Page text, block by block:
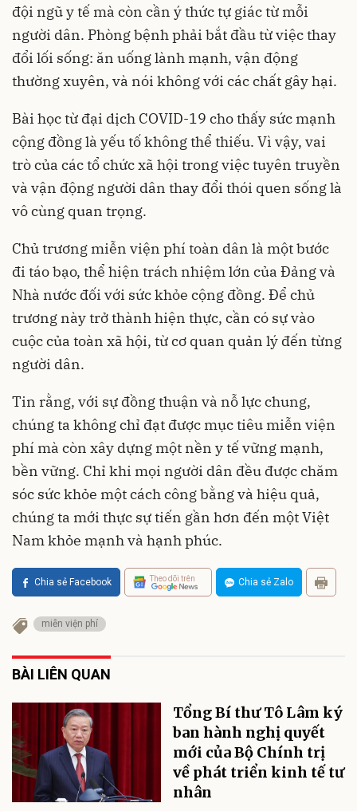
đội ngũ y tế mà còn cần ý thức tự giác từ mỗi
người dân. Phòng bệnh phải bắt đầu từ việc thay
đổi lối sống: ăn uống lành mạnh, vận động
thường xuyên, và nói không với các chất gây hại.
Bài học từ đại dịch COVID-19 cho thấy sức mạnh
cộng đồng là yếu tố không thể thiếu. Vì vậy, vai
trò của các tổ chức xã hội trong việc tuyên truyền
và vận động người dân thay đổi thói quen sống là
vô cùng quan trọng.
Chủ trương miễn viện phí toàn dân là một bước
đi táo bạo, thể hiện trách nhiệm lớn của Đảng và
Nhà nước đối với sức khỏe cộng đồng. Để chủ
trương này trở thành hiện thực, cần có sự vào
cuộc của toàn xã hội, từ cơ quan quản lý đến từng
người dân.
Tin rằng, với sự đồng thuận và nỗ lực chung,
chúng ta không chỉ đạt được mục tiêu miễn viện
phí mà còn xây dựng một nền y tế vững mạnh,
bền vững. Chỉ khi mọi người dân đều được chăm
sóc sức khỏe một cách công bằng và hiệu quả,
chúng ta mới thực sự tiến gần hơn đến một Việt
Nam khỏe mạnh và hạnh phúc.
Chia sẻ Facebook Theo dõi trên Chia sẻ Zalo
miễn viện phí
BÀI LIÊN QUAN
Tổng Bí thư Tô Lâm ký
ban hành nghị quyết
mới của Bộ Chính trị
về phát triển kinh tế tư
nhân